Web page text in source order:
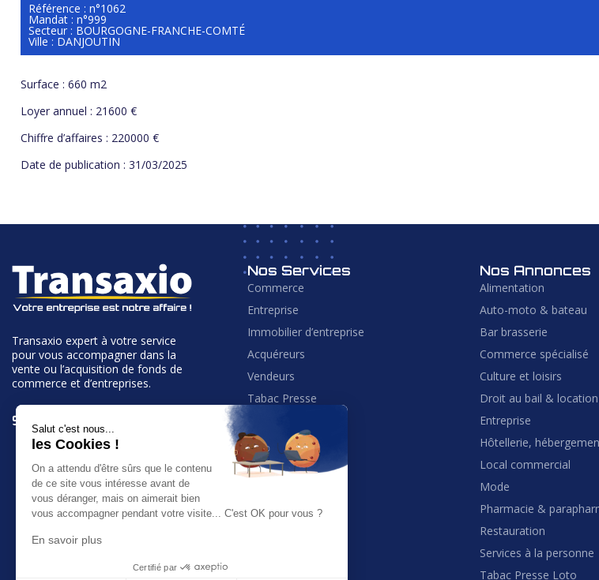
Référence : n°1062
Mandat : n°999
Secteur : BOURGOGNE-FRANCHE-COMTÉ
Ville : DANJOUTIN
Surface : 660 m2
Loyer annuel : 21600 €
Chiffre d’affaires : 220000 €
Date de publication : 31/03/2025
Transaxio expert à votre service
pour vous accompagner dans la
vente ou l’acquisition de fonds de
commerce et d’entreprises.
9 agences en France
Nos Services
Commerce
Entreprise
Immobilier d’entreprise
Acquéreurs
Vendeurs
Tabac Presse
Présentation
Recrutement
Honoraires
Nos Annonces
Alimentation
Auto-moto & bateau
Bar brasserie
Commerce spécialisé
Culture et loisirs
Droit au bail & location
Entreprise
Hôtellerie,
Local commercial
Mode
Pharmacie &
Restauration
Services à la personne
Tabac Presse Loto
Salut c'est nous...
les Cookies !
On a attendu d'être sûrs que le contenu
de ce site vous intéresse avant de
vous déranger, mais on aimerait bien
vous accompagner pendant votre visite... C'est OK pour vous ?
En savoir plus
Certifié par